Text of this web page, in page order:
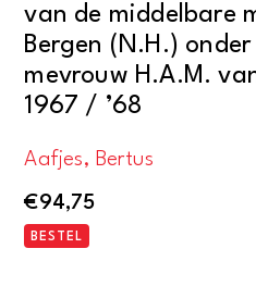
van de middelbare
Bergen (N.H.)
mevrouw H.A.M.
1967 / ’68
Aafjes, Bertus
€94,75
BESTEL